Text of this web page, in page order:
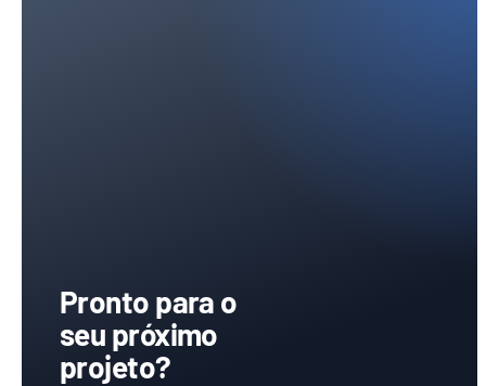
Pronto para o
seu próximo
projeto?